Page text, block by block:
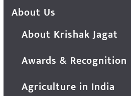
About Us
About Krishak Jagat
Awards & Recognition
Agriculture in India